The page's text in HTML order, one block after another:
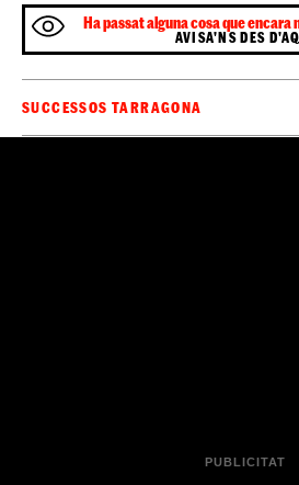
Ha passat alguna cosa que encara
AVISA'NS DES
SUCCESSOS TARRAGONA